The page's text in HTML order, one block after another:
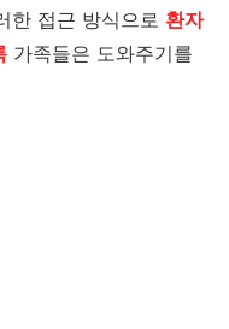
한 접근 방식으로 환자
가족들은 도와주기를